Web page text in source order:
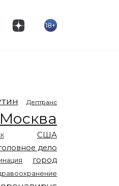
18+
Дептранс
Москва
США
дело
город